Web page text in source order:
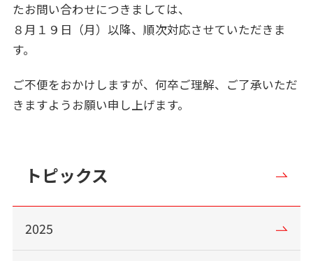
たお問い合わせにつきましては、
８月１９日（月）以降、順次対応させていただきま
す。
ご不便をおかけしますが、何卒ご理解、ご了承いただ
きますようお願い申し上げます。
トピックス
2025